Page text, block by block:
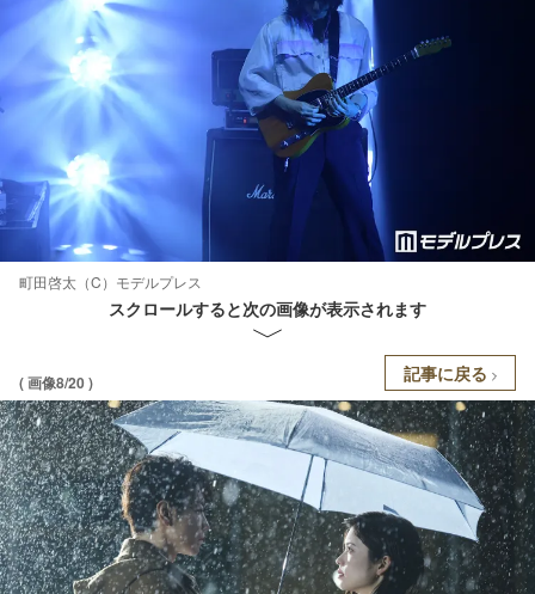
町田啓太（C）モデルプレス
スクロールすると次の画像が表示されます
( 画像8/20 ) 記事に戻る